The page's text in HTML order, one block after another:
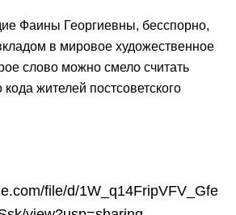
Фаины Георгиевны, бесспорно,
в мировое художественное
слово можно смело считать
кода жителей постсоветского
file/d/1W_q14FripVFV_Gfe